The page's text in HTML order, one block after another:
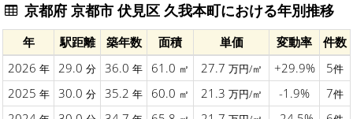
京都府 京都市 伏見区 久我本町における年別推移
年 駅距離 築年数 面積 単価 変動率
件数
2026 年 29.0 分 36.0 年 61.0 ㎡ 27.7 万円/㎡ +29.9% 5件
2025 年 30.0 分 35.2 年 60.0 ㎡ 21.3 万円/㎡ -1.9% 7件